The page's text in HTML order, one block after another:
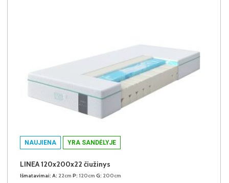
NAUJIENA YRA SANDĖLYJE
LINEA 120x200x22 čiužinys
Išmatavimai: A: 22cm P: 120cm G: 200cm